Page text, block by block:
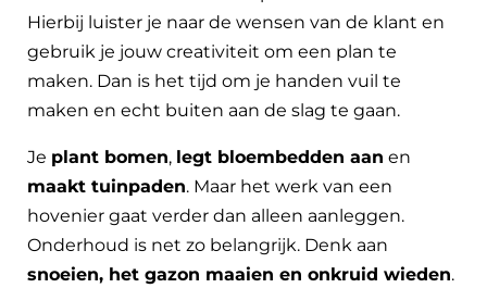
Hierbij luister je naar de wensen van de klant en
gebruik je jouw creativiteit om een plan te
maken. Dan is het tijd om je handen vuil te
maken en echt buiten aan de slag te gaan.
Je plant bomen, legt bloembedden aan en
maakt tuinpaden. Maar het werk van een
hovenier gaat verder dan alleen aanleggen.
Onderhoud is net zo belangrijk. Denk aan
snoeien, het gazon maaien en onkruid wieden.